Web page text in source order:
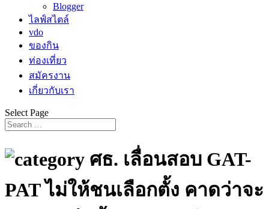
Blogger
ไลฟ์สไตล์
vdo
ของกิน
ท่องเที่ยว
สมัครงาน
เกี่ยวกับเรา
Select Page
ศธ. เลื่อนสอบ GAT-
PAT ไม่ให้ชนเลือกตั้ง คาดว่าจะ